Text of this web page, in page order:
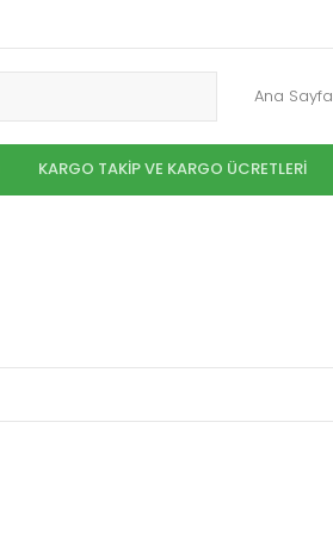
Ana Sayfa
KARGO TAKIP VE KARGO ÜCRETLERI